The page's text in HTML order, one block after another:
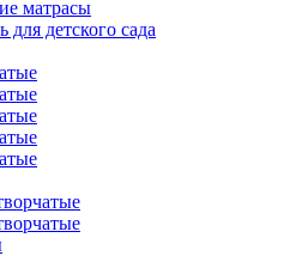
матрасы
для детского сада